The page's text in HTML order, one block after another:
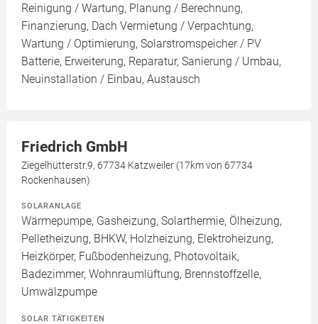
Reinigung / Wartung, Planung / Berechnung,
Finanzierung, Dach Vermietung / Verpachtung,
Wartung / Optimierung, Solarstromspeicher / PV
Batterie, Erweiterung, Reparatur, Sanierung / Umbau,
Neuinstallation / Einbau, Austausch
Friedrich GmbH
Ziegelhütterstr.9, 67734 Katzweiler (17km von 67734
Rockenhausen)
SOLARANLAGE
Wärmepumpe, Gasheizung, Solarthermie, Ölheizung,
Pelletheizung, BHKW, Holzheizung, Elektroheizung,
Heizkörper, Fußbodenheizung, Photovoltaik,
Badezimmer, Wohnraumlüftung, Brennstoffzelle,
Umwälzpumpe
SOLAR TÄTIGKEITEN